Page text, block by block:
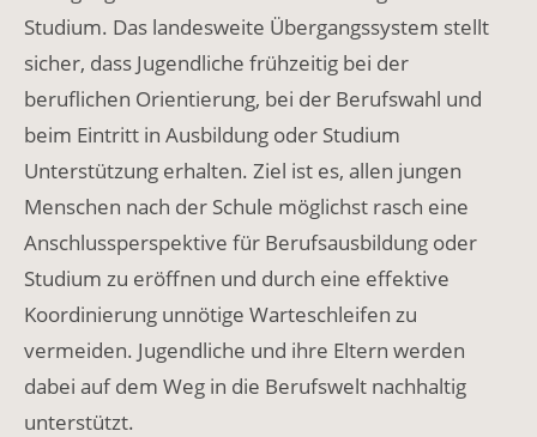
Studium. Das landesweite Übergangssystem stellt
sicher, dass Jugendliche frühzeitig bei der
beruflichen Orientierung, bei der Berufswahl und
beim Eintritt in Ausbildung oder Studium
Unterstützung erhalten. Ziel ist es, allen jungen
Menschen nach der Schule möglichst rasch eine
Anschlussperspektive für Berufsausbildung oder
Studium zu eröffnen und durch eine effektive
Koordinierung unnötige Warteschleifen zu
vermeiden. Jugendliche und ihre Eltern werden
dabei auf dem Weg in die Berufswelt nachhaltig
unterstützt.